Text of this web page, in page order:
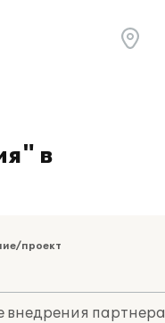
в
проект
внедрения партнера